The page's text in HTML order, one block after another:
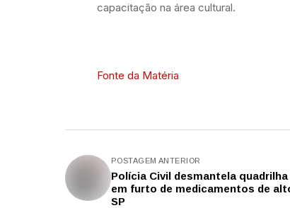
capacitação na área cultural.
Fonte da Matéria
POSTAGEM ANTERIOR
Polícia Civil desmantela
em furto de medicamentos de
SP